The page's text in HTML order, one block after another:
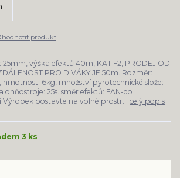
produkt
výška efektů 40m, KAT F2, PRODEJ OD
PRO DIVÁKY JE 50m. Rozměr:
hmotnost: 6kg, množství pyrotechnické slože:
ohňostroje: 25s. směr efektů: FAN-do
postavte na volné prostr... celý popis
3 ks